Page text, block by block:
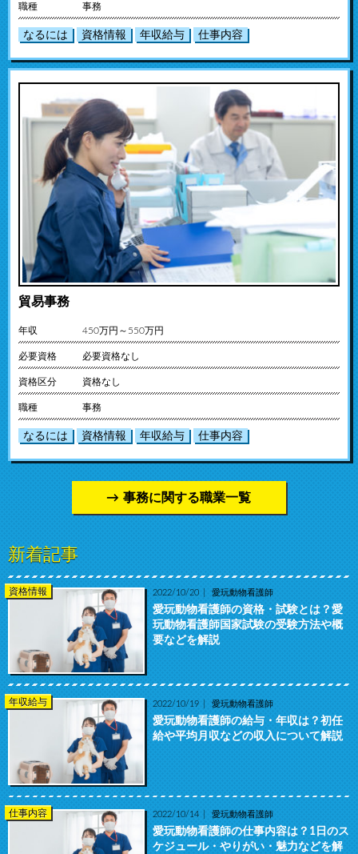
職種 事務
なるには 資格情報 年収給与 仕事内容
貿易事務
年収 450万円～550万円
必要資格 必要資格なし
資格区分 資格なし
職種 事務
なるには 資格情報 年収給与 仕事内容
事務に関する職業一覧
新着記事
資格情報 2022/10/20 愛玩動物看護師
愛玩動物看護師の資格・試験とは？愛
玩動物看護師国家試験の受験方法や概
要などを解説
年収給与 2022/10/19 愛玩動物看護師
愛玩動物看護師の給与・年収は？初任
給や平均月収などの収入について解説
仕事内容 2022/10/14 愛玩動物看護師
愛玩動物看護師の仕事内容は？1日のス
ケジュール・やりがい・魅力などを解